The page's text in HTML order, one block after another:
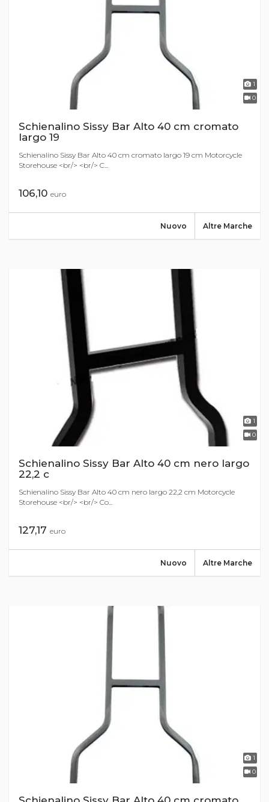
1
0
Schienalino Sissy Bar Alto 40 cm cromato
largo 19
Schienalino Sissy Bar Alto 40 cm cromato largo 19 cm Motorcycle
Storehouse <br/> <br/> C...
106,10 euro
Altre Marche
Nuovo
1
0
Schienalino Sissy Bar Alto 40 cm nero largo
22,2 c
Schienalino Sissy Bar Alto 40 cm nero largo 22,2 cm Motorcycle
Storehouse <br/> <br/> Co...
127,17 euro
Altre Marche
Nuovo
1
0